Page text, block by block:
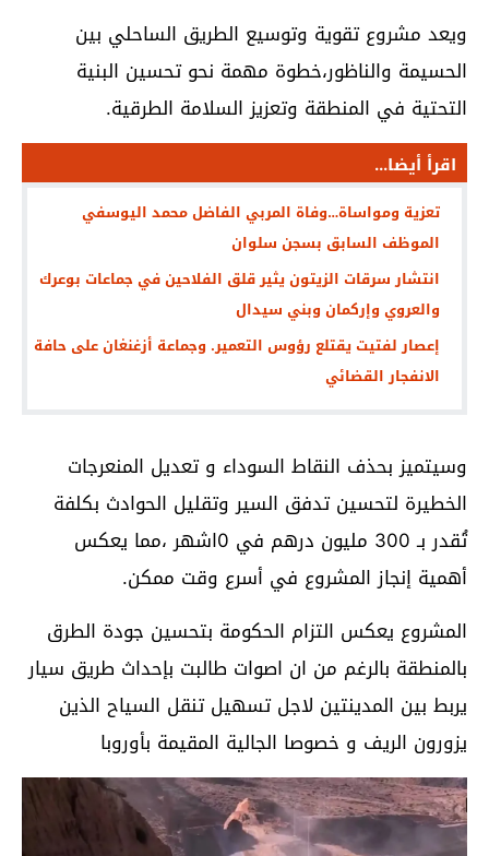
ويعد مشروع تقوية وتوسيع الطريق الساحلي بين
الحسيمة والناظور،خطوة مهمة نحو تحسين البنية
التحتية في المنطقة وتعزيز السلامة الطرقية.
اقرأ أيضا...
تعزية ومواساة…وفاة المربي الفاضل محمد اليوسفي
الموظف السابق بسجن سلوان
انتشار سرقات الزيتون يثير قلق الفلاحين في جماعات بوعرك
والعروي وإركمان وبني سيدال
إعصار لفتيت يقتلع رؤوس التعمير. وجماعة أزغنغان على حافة
الانفجار القضائي
وسيتميز بحذف النقاط السوداء و تعديل المنعرجات
الخطيرة لتحسين تدفق السير وتقليل الحوادث بكلفة
تُقدر بـ 300 مليون درهم في 0اشهر ،مما يعكس
أهمية إنجاز المشروع في أسرع وقت ممكن.
المشروع يعكس التزام الحكومة بتحسين جودة الطرق
بالمنطقة بالرغم من ان اصوات طالبت بإحداث طريق سيار
يربط بين المدينتين لاجل تسهيل تنقل السياح الذين
يزورون الريف و خصوصا الجالية المقيمة بأوروبا